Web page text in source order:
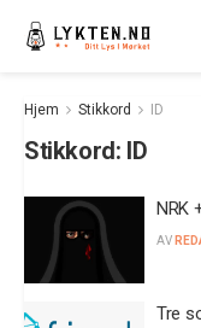
Hjem Stikkord ID
Stikkord: ID
NRK
AV
Tre